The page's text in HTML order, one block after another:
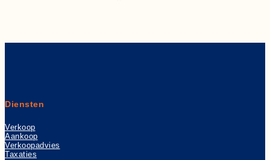
Diensten
Verkoop
Aankoop
Verkoopadvies
Taxaties